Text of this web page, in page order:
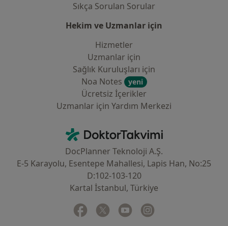
Sıkça Sorulan Sorular
Hekim ve Uzmanlar için
Hizmetler
Uzmanlar için
Sağlık Kuruluşları için
Noa Notes
yeni
Ücretsiz İçerikler
Uzmanlar için Yardım Merkezi
DoktorTakvimi - Ana Sayfa
DocPlanner Teknoloji A.Ş.
E-5 Karayolu, Esentepe Mahallesi, Lapis Han, No:25
D:102-103-120
Kartal İstanbul, Türkiye
Facebook
yeni bir sekmede açılır
Twitter
yeni bir sekmede açılır
Youtube
yeni bir sekmede açılır